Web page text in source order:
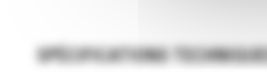
SPÉCIFICATIONS